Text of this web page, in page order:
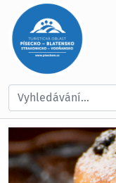
Vyhledávání...